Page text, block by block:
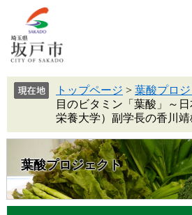
トップページ > 葉酸プロジ
目のビタミン「葉酸」～
栄養大学）副学長の香川
葉酸プロジェクト